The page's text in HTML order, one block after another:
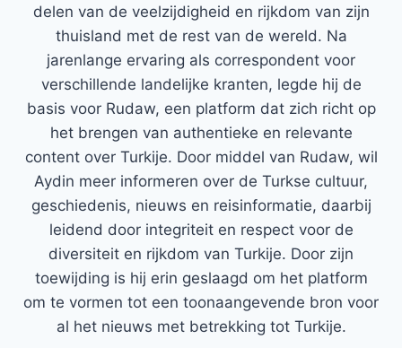
delen van de veelzijdigheid en rijkdom van zijn
thuisland met de rest van de wereld. Na
jarenlange ervaring als correspondent voor
verschillende landelijke kranten, legde hij de
basis voor Rudaw, een platform dat zich richt op
het brengen van authentieke en relevante
content over Turkije. Door middel van Rudaw, wil
Aydin meer informeren over de Turkse cultuur,
geschiedenis, nieuws en reisinformatie, daarbij
leidend door integriteit en respect voor de
diversiteit en rijkdom van Turkije. Door zijn
toewijding is hij erin geslaagd om het platform
om te vormen tot een toonaangevende bron voor
al het nieuws met betrekking tot Turkije.